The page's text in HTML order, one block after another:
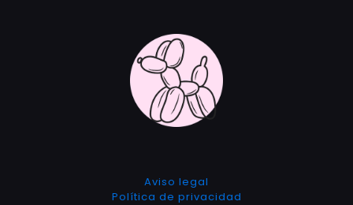
Aviso legal
Política de privacidad